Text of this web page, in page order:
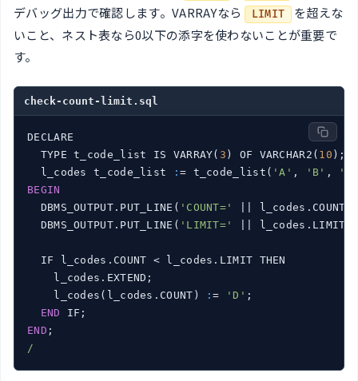
デバッグ出力で確認します。VARRAYなら
LIMIT
を超えな
いこと、ネスト表なら0以下の添字を使わないことが重要で
す。
check-count-limit.sql
DECLARE
  TYPE t_code_list IS VARRAY(
3 ) OF VARCHAR2( 10 );
  l_codes t_code_list
: = t_code_list( 'A' , 'B' ,
BEGIN
  DBMS_OUTPUT.PUT_LINE(
'COUNT='
  DBMS_OUTPUT.PUT_LINE(
'LIMIT='
  IF l_codes.COUNT < l_codes.LIMIT THEN
    l_codes.EXTEND;
    l_codes(l_codes.COUNT)
:= 'D' ;
END
END
/